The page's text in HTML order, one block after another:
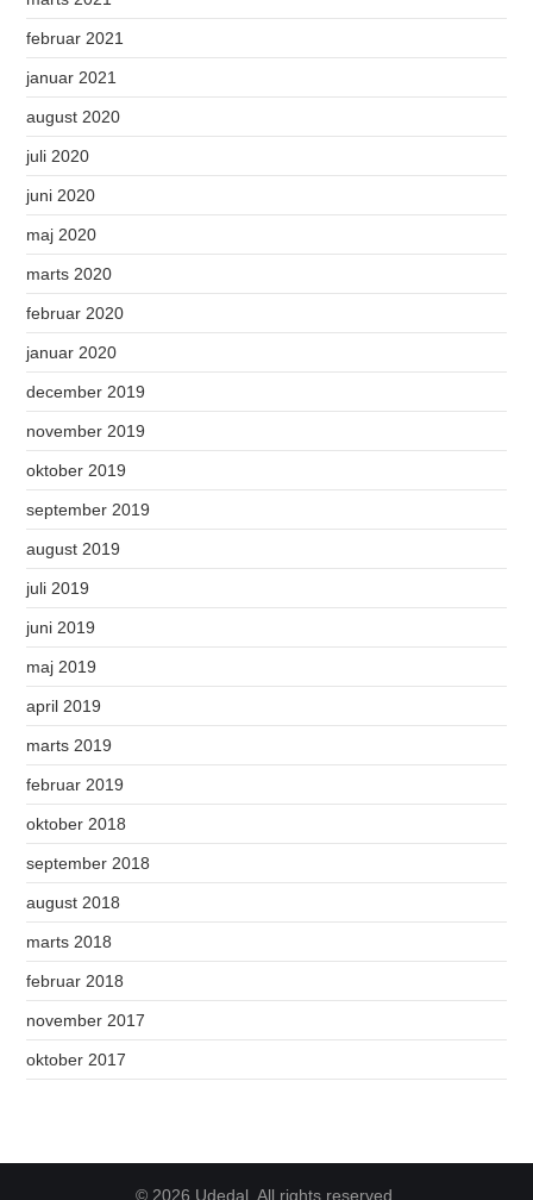
februar 2021
januar 2021
august 2020
juli 2020
juni 2020
maj 2020
marts 2020
februar 2020
januar 2020
december 2019
november 2019
oktober 2019
september 2019
august 2019
juli 2019
juni 2019
maj 2019
april 2019
marts 2019
februar 2019
oktober 2018
september 2018
august 2018
marts 2018
februar 2018
november 2017
oktober 2017
© 2026 Udedal. All rights reserved.